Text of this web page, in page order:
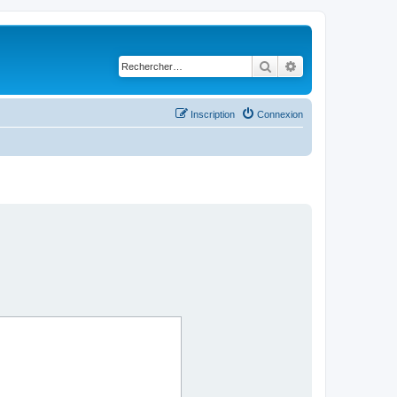
Rechercher
Connexion
Inscription